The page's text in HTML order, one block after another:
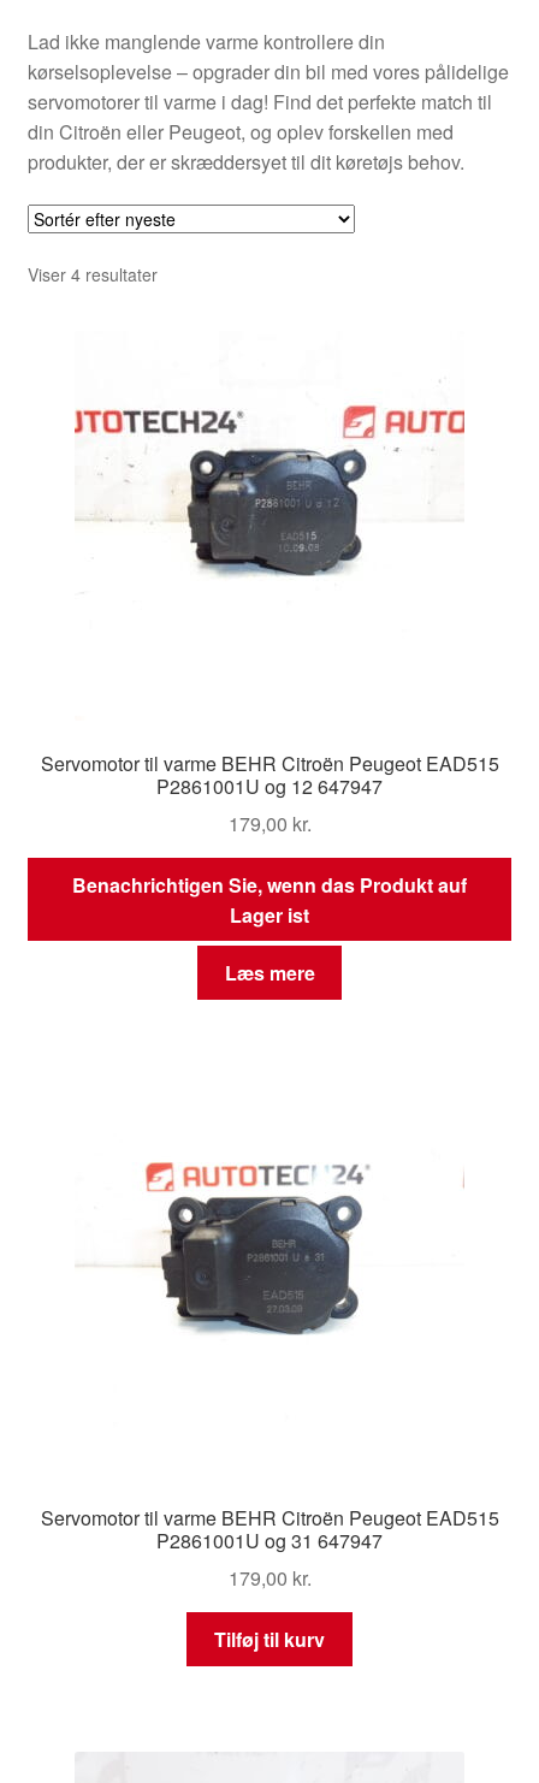
Lad ikke manglende varme kontrollere din
kørselsoplevelse – opgrader din bil med vores pålidelige
servomotorer til varme i dag! Find det perfekte match til
din Citroën eller Peugeot, og oplev forskellen med
produkter, der er skræddersyet til dit køretøjs behov.
Viser 4 resultaterSorteret
Servomotor til varme BEHR Citroën Peugeot EAD515
P2861001U og 12 647947
179,00 kr.
Benachrichtigen Sie, wenn das Produkt auf
Lager ist
Læs mere
Servomotor til varme BEHR Citroën Peugeot EAD515
P2861001U og 31 647947
179,00 kr.
Tilføj til kurv